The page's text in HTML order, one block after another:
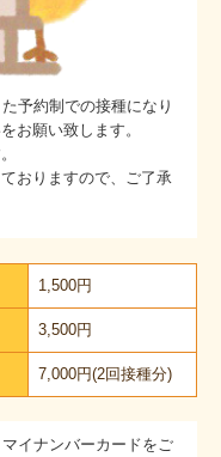
予約制での接種になり
お願い致します。
おりますので、ご了承
1,500円
3,500円
7,000円(2回接種分)
イナンバーカードをご